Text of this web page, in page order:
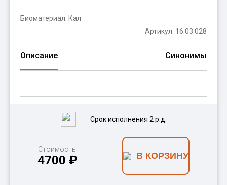
Биоматериал: Кал
Артикул: 16.03.028
Описание Синонимы
Срок исполнения 2 р.д.
Стоимость:
4700 ₽ В КОРЗИНУ